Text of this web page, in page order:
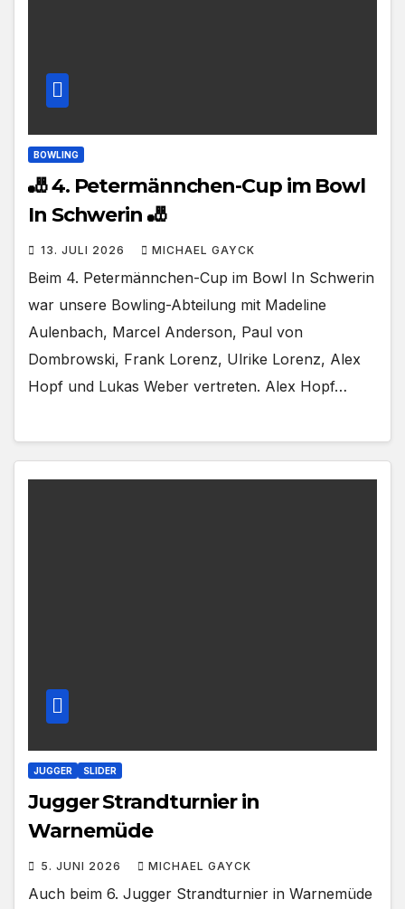
BOWLING
🎳 4. Petermännchen-Cup im Bowl
In Schwerin 🎳
13. JULI 2026 MICHAEL GAYCK
Beim 4. Petermännchen-Cup im Bowl In Schwerin
war unsere Bowling-Abteilung mit Madeline
Aulenbach, Marcel Anderson, Paul von
Dombrowski, Frank Lorenz, Ulrike Lorenz, Alex
Hopf und Lukas Weber vertreten. Alex Hopf…
JUGGER SLIDER
Jugger Strandturnier in
Warnemüde
5. JUNI 2026 MICHAEL GAYCK
Auch beim 6. Jugger Strandturnier in Warnemüde